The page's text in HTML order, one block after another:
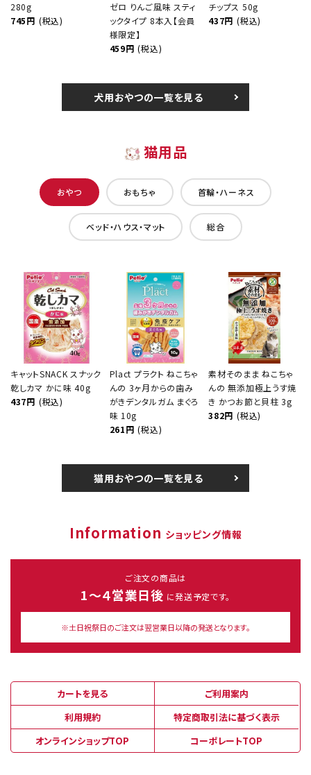
280g
745円 (税込)
ゼロ りんご風味 スティ
ックタイプ 8本入【会員
様限定】
459円 (税込)
チップス 50g
437円 (税込)
犬用おやつの一覧を見る
猫用品
おやつ おもちゃ 首輪・ハーネス
ベッド・ハウス・マット 総合
キャットSNACK スナック
乾しカマ かに味 40g
437円 (税込)
Plact プラクト ねこちゃ
んの 3ヶ月からの歯み
がきデンタルガム まぐろ
味 10g
261円 (税込)
素材そのまま ねこちゃ
んの 無添加極上うす焼
き かつお節と貝柱 3g
382円 (税込)
猫用おやつの一覧を見る
Information ショッピング情報
ご注文の商品は
1～４営業日後 に発送予定です。
※土日祝祭日のご注文は翌営業日以降の発送となります。
カートを見る
ご利用案内
利用規約
特定商取引法に基づく表示
オンラインショップTOP
コーポレートTOP